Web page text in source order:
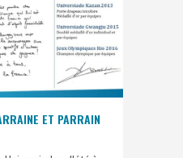
ET PARRAIN